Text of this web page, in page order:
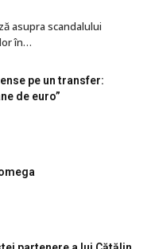
asupra scandalului
în…
pe un transfer:
de euro”